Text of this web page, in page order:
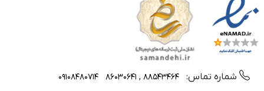
شماره تماس: 88543464 , 86030641
09108480714